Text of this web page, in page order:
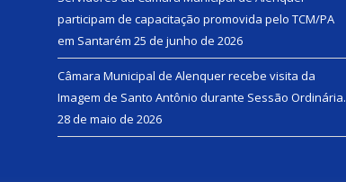
participam de capacitação promovida pelo TCM/PA
em Santarém 25 de junho de 2026
Câmara Municipal de Alenquer recebe visita da
Imagem de Santo Antônio durante Sessão Ordinária.
28 de maio de 2026